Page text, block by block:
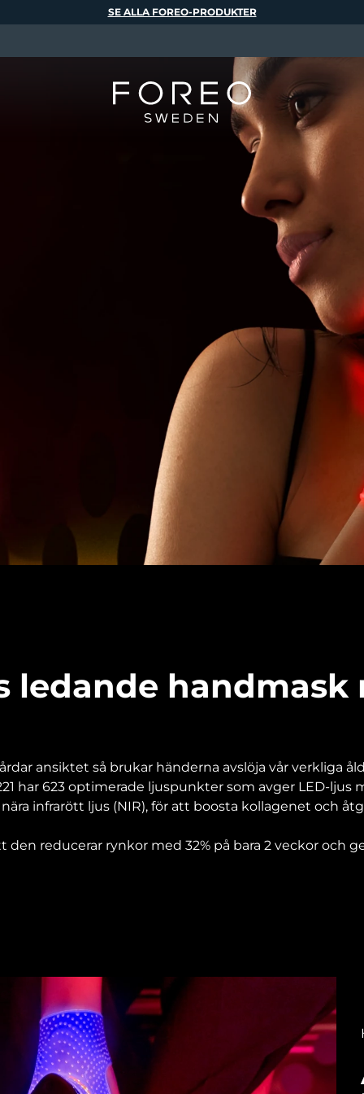
ledande handmask
ansiktet så brukar händerna avslöja vår verkliga
har 623 optimerade ljuspunkter som avger LED-ljus
infrarött ljus (NIR), för att boosta kollagenet och
den reducerar rynkor med 32% på bara 2 veckor och
SE ALLA FOREO-PRODUKTER